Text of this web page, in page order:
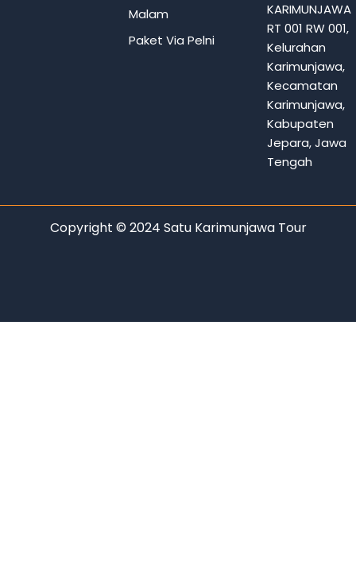
Malam
Paket Via Pelni
KARIMUNJAWA
RT 001 RW 001,
Kelurahan
Karimunjawa,
Kecamatan
Karimunjawa,
Kabupaten
Jepara, Jawa
Tengah
Copyright © 2024 Satu Karimunjawa Tour